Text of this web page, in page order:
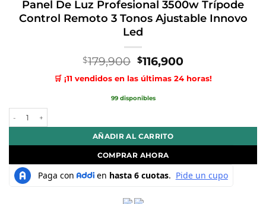
Panel De Luz Profesional 3500w Trípode
Control Remoto 3 Tonos Ajustable Innovo
Led
$179,900 El
precio
original
era:
$116,900El
precio
actual
🛒 ¡11 vendidos en las últimas 24 horas!
99 disponibles
AÑADIR AL CARRITO
COMPRAR AHORA